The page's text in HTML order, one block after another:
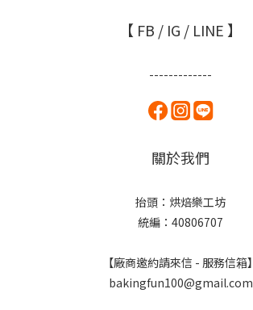
【 FB / IG / LINE 】
-------------
關於我們
抬頭：烘焙樂工坊
統編：40806707
【廠商邀約請來信 - 服務信箱】
bakingfun100@gmail.com